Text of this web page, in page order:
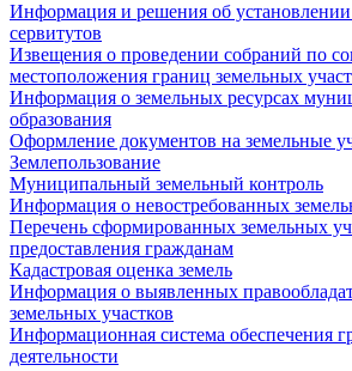
Информация и решения об
сервитутов
Извещения о проведении собраний по
местоположения границ земельных
Информация о земельных ресурсах
образования
Оформление документов на земельные
Землепользование
Муниципальный земельный контроль
Информация о невостребованных
Перечень сформированных земельных
предоставления гражданам
Кадастровая оценка земель
Информация о выявленных
земельных участков
Информационная система обеспечения
деятельности